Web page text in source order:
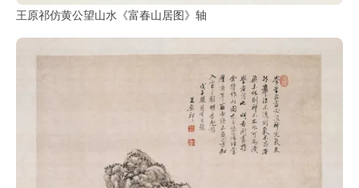
王原祁仿黄公望山水《富春山居图》轴